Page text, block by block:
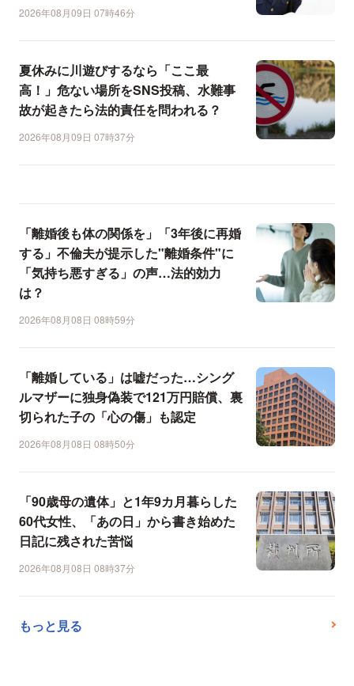
2026年08月09日 07時46分
夏休みに川遊びするなら「ここ最
高！」危ない場所をSNS投稿、水難事
故が起きたら法的責任を問われる？
2026年08月09日 07時37分
「離婚後も体の関係を」「3年後に再婚
する」不倫夫が提示した"離婚条件"に
「気持ち悪すぎる」の声…法的効力
は？
2026年08月08日 08時59分
「離婚している」は嘘だった…シング
ルマザーに独身偽装で121万円賠償、裏
切られた子の「心の傷」も認定
2026年08月08日 08時50分
「90歳母の遺体」と1年9カ月暮らした
60代女性、「あの日」から書き始めた
日記に残された苦悩
2026年08月08日 08時37分
もっと見る